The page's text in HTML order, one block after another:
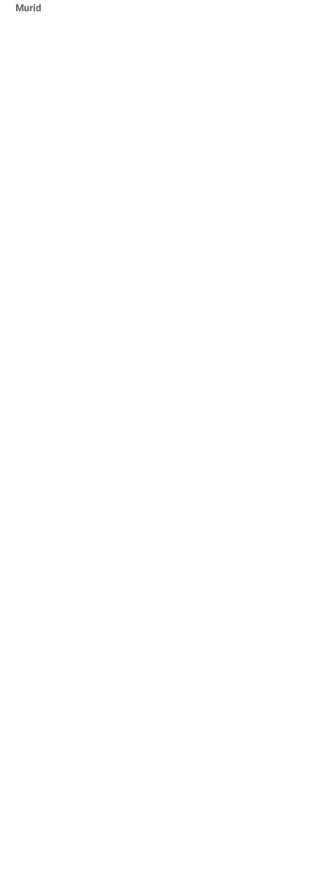
Murid